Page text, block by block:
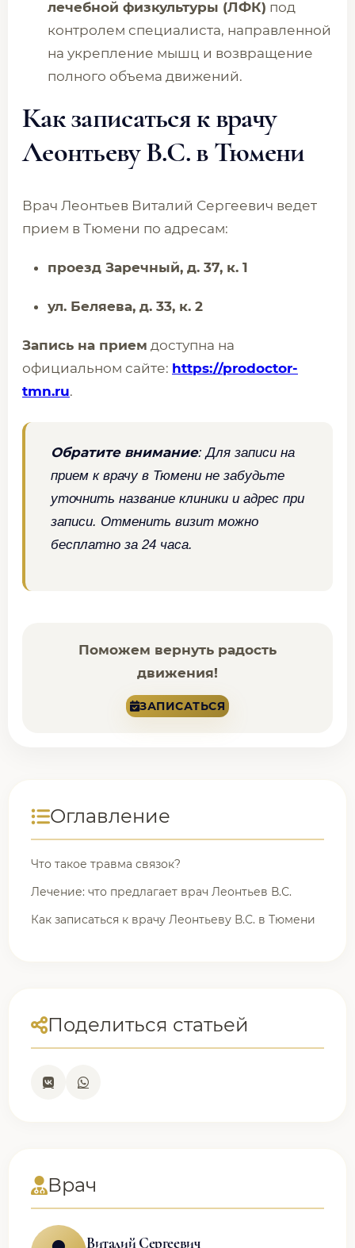
лечебной физкультуры (ЛФК) под
контролем специалиста, направленной
на укрепление мышц и возвращение
полного объема движений.
Как записаться к врачу
Леонтьеву В.С. в Тюмени
Врач Леонтьев Виталий Сергеевич ведет
прием в Тюмени по адресам:
проезд Заречный, д. 37, к. 1
ул. Беляева, д. 33, к. 2
Запись на прием доступна на
официальном сайте: https://prodoctor-
tmn.ru.
Обратите внимание: Для записи на
прием к врачу в Тюмени не забудьте
уточнить название клиники и адрес при
записи. Отменить визит можно
бесплатно за 24 часа.
Поможем вернуть радость
движения!
ЗАПИСАТЬСЯ
Оглавление
Что такое травма связок?
Лечение: что предлагает врач Леонтьев В.С.
Как записаться к врачу Леонтьеву В.С. в Тюмени
Поделиться статьей
Врач
Виталий Сергеевич